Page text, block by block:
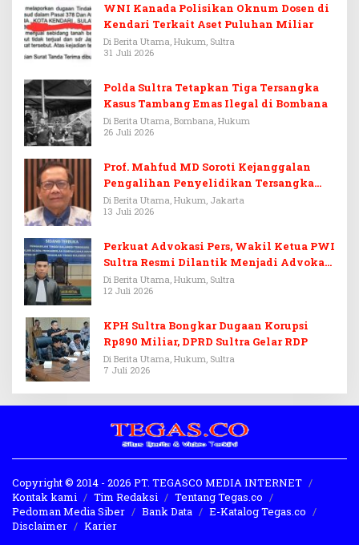
WNI Kanada Polisikan Oknum Dosen di
Kendari Terkait Aset Puluhan Miliar
Di Berita Utama, Hukum, Sultra
31 Juli 2026
Polda Sultra Tetapkan Tiga Tersangka
Kasus Tambang Emas Ilegal di Bombana
Di Berita Utama, Bombana, Hukum
26 Juli 2026
Prof. Mahfud MD Soroti Kejanggalan
Pengalihan Penyelidikan Tersangka
Febrie Adriansyah
Di Berita Utama, Hukum, Jakarta
13 Juli 2026
Perkuat Advokasi Pers, Wakil Ketua PWI
Sultra Resmi Dilantik Menjadi Advokat
PERADI
Di Berita Utama, Hukum, Sultra
12 Juli 2026
KPH Sultra Bongkar Dugaan Korupsi
Rp890 Miliar, DPRD Sultra Gelar RDP
Di Berita Utama, Hukum, Sultra
7 Juli 2026
Copyright © 2014 - 2026 PT. TEGASCO MEDIA INTERNET
Kontak kami
Tim Redaksi
Tentang Tegas.co
Pedoman Media Siber
Bank Data
E-Katalog Tegas.co
Disclaimer
Karier